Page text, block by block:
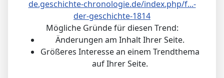
de.geschichte-chronologie.de/index.php/f...-
der-geschichte-1814
Mögliche Gründe für diesen Trend:
Änderungen am Inhalt Ihrer Seite.
Größeres Interesse an einem Trendthema
auf Ihrer Seite.